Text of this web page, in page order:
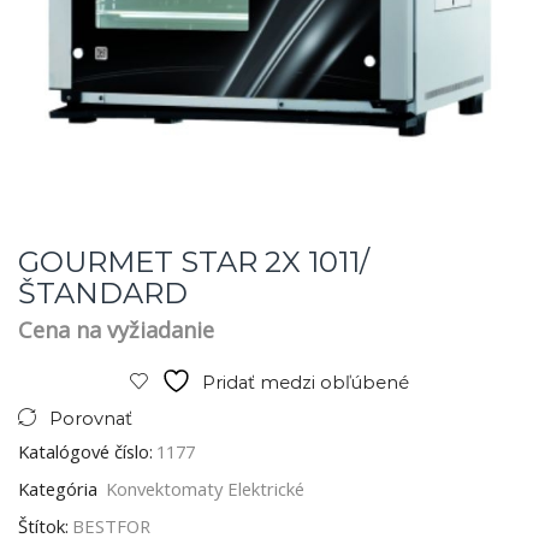
GOURMET STAR 2X 1011/
ŠTANDARD
Cena na vyžiadanie
Pridať medzi obľúbené
Porovnať
Katalógové číslo: 1177
Kategória Konvektomaty Elektrické
Štítok: BESTFOR